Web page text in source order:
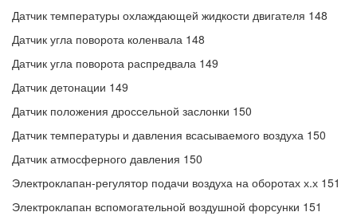
Датчик температуры охлаждающей жидкости двигателя 148
Датчик угла поворота коленвала 148
Датчик угла поворота распредвала 149
Датчик детонации 149
Датчик положения дроссельной заслонки 150
Датчик температуры и давления всасываемого воздуха 150
Датчик атмосферного давления 150
Электроклапан-регулятор подачи воздуха на оборотах х.х 151
Электроклапан вспомогательной воздушной форсунки 151